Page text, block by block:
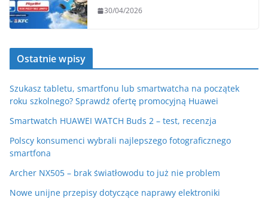
30/04/2026
Ostatnie wpisy
Szukasz tabletu, smartfonu lub smartwatcha na początek
roku szkolnego? Sprawdź ofertę promocyjną Huawei
Smartwatch HUAWEI WATCH Buds 2 – test, recenzja
Polscy konsumenci wybrali najlepszego fotograficznego
smartfona
Archer NX505 – brak światłowodu to już nie problem
Nowe unijne przepisy dotyczące naprawy elektroniki